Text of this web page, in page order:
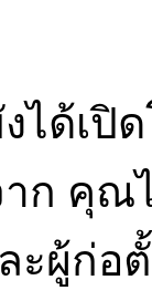
ได้เปิ
ก คุณ
ะผู้ก่อ